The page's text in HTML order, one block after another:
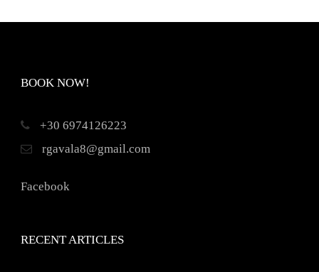
BOOK NOW!
+30 6974126223
rgavala8@gmail.com
Facebook
RECENT ARTICLES